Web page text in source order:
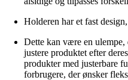
Holderen har et fast
Dette kan være en
justere produktet efter
produkter med justerbare
forbrugere, der ønsker